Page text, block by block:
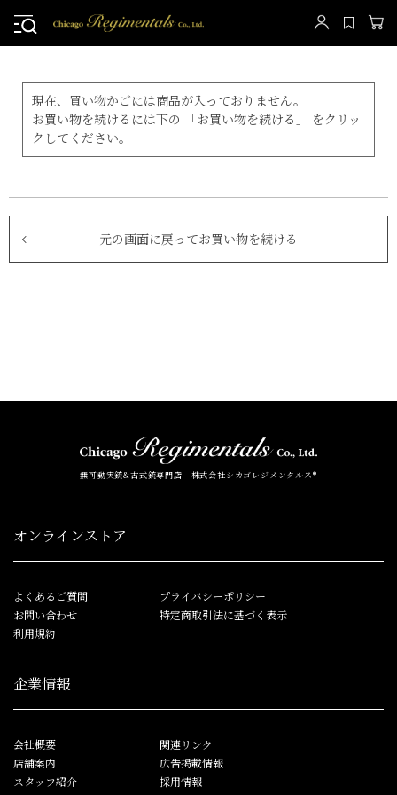
現在、買い物かごには商品が入っておりません。
お買い物を続けるには下の 「お買い物を続ける」 をクリッ
クしてください。
元の画面に戻ってお買い物を続ける
無可動実銃&古式銃専門店 株式会社シカゴレジメンタルス®
オンラインストア
よくあるご質問
お問い合わせ
利用規約
プライバシーポリシー
特定商取引法に基づく表示
企業情報
会社概要
店舗案内
スタッフ紹介
関連リンク
広告掲載情報
採用情報